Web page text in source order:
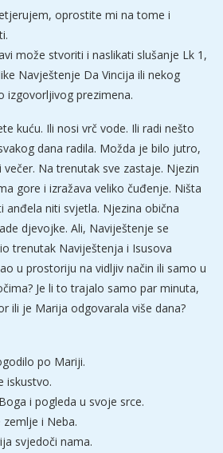
oprostite mi na tome i
može stvoriti i naslikati slušanje Lk 1,
Navještenje Da Vincija ili nekog
izgovorljivog prezimena.
kuću. Ili nosi vrč vode. Ili radi nešto
dana radila. Možda je bilo jutro,
Na trenutak sve zastaje. Njezin
gore i izražava veliko čuđenje. Ništa
anđela niti svjetla. Njezina obična
djevojke. Ali, Naviještenje se
trenutak Naviještenja i Isusova
u prostoriju na vidljiv način ili samo u
Je li to trajalo samo par minuta,
ili je Marija odgovarala više dana?
po Mariji.
iskustvo.
i pogleda u svoje srce.
i Neba.
svjedoči nama.